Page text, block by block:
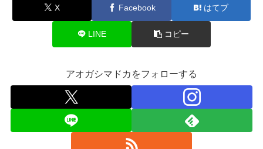
X Facebook はてブ
LINE コピー
アオガシマドカをフォローする